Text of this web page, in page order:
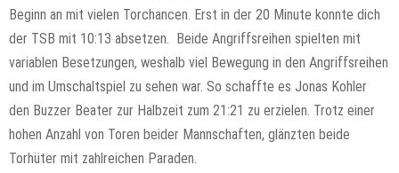
Beginn an mit vielen Torchancen. Erst in der 20 Minute konnte dich
der TSB mit 10:13 absetzen. Beide Angriffsreihen spielten mit
variablen Besetzungen, weshalb viel Bewegung in den Angriffsreihen
und im Umschaltspiel zu sehen war. So schaffte es Jonas Kohler
den Buzzer Beater zur Halbzeit zum 21:21 zu erzielen. Trotz einer
hohen Anzahl von Toren beider Mannschaften, glänzten beide
Torhüter mit zahlreichen Paraden.